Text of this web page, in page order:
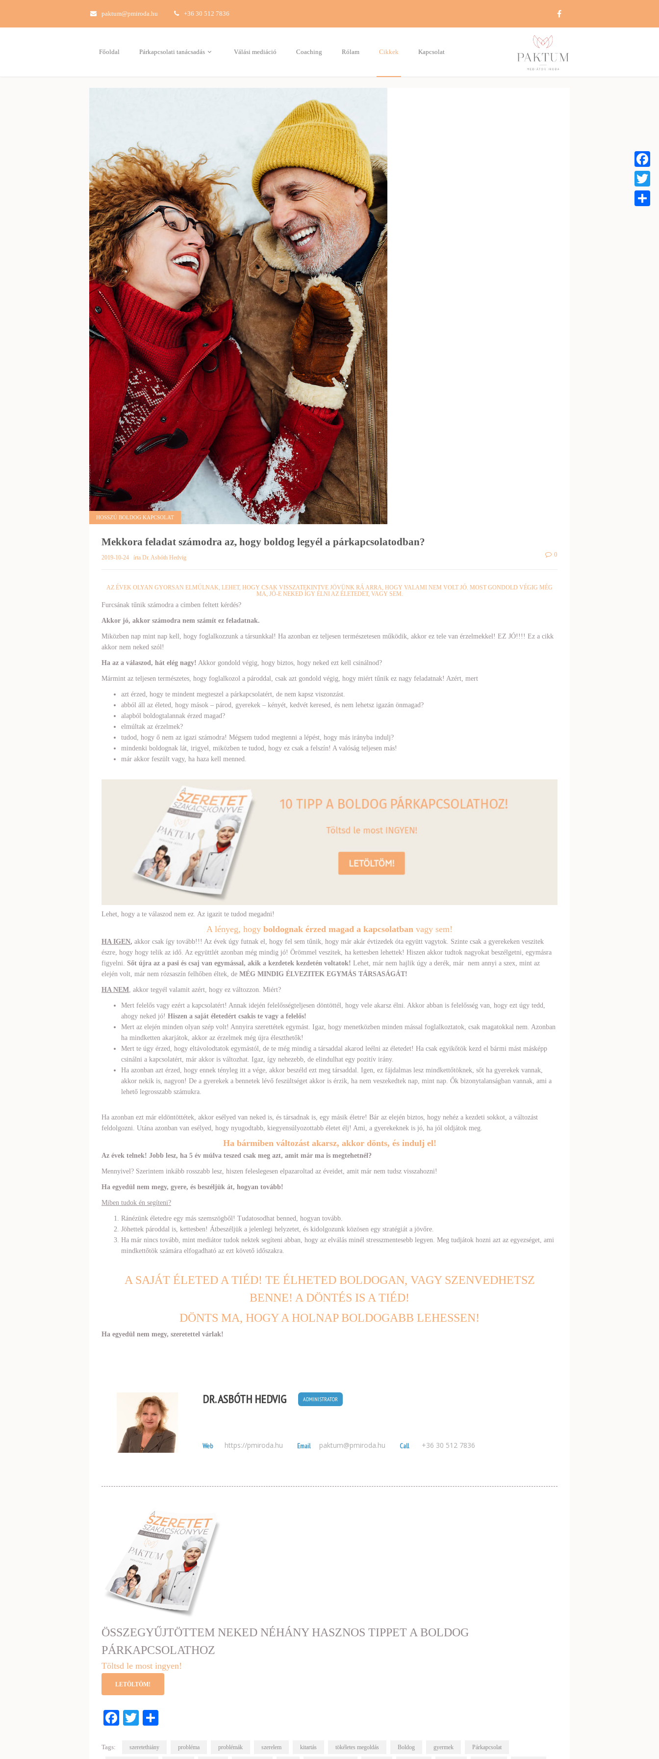
paktum@pmiroda.hu +36 30 512 7836
Főoldal Párkapcsolati tanácsadás Válási mediáció Coaching Rólam Cikkek Kapcsolat
HOSSZÚ BOLDOG KAPCSOLAT
Mekkora feladat számodra az, hogy boldog legyél a párkapcsolatodban?
2019-10-24 írta Dr. Asbóth Hedvig 0
AZ ÉVEK OLYAN GYORSAN ELMÚLNAK, LEHET, HOGY CSAK VISSZATEKINTVE JÖVÜNK RÁ ARRA, HOGY VALAMI NEM VOLT JÓ. MOST GONDOLD VÉGIG MÉG
MA, JÓ-E NEKED ÍGY ÉLNI AZ ÉLETEDET, VAGY SEM.
Furcsának tűnik számodra a címben feltett kérdés?
Akkor jó, akkor számodra nem számít ez feladatnak.
Miközben nap mint nap kell, hogy foglalkozzunk a társunkkal! Ha azonban ez teljesen természetesen működik, akkor ez tele van érzelmekkel! EZ JÓ!!!! Ez a cikk
akkor nem neked szól!
Ha az a válaszod, hát elég nagy! Akkor gondold végig, hogy biztos, hogy neked ezt kell csinálnod?
Mármint az teljesen természetes, hogy foglalkozol a pároddal, csak azt gondold végig, hogy miért tűnik ez nagy feladatnak! Azért, mert
azt érzed, hogy te mindent megteszel a párkapcsolatért, de nem kapsz viszonzást.
abból áll az életed, hogy mások – párod, gyerekek – kényét, kedvét keresed, és nem lehetsz igazán önmagad?
alapból boldogtalannak érzed magad?
elmúltak az érzelmek?
tudod, hogy ő nem az igazi számodra! Mégsem tudod megtenni a lépést, hogy más irányba indulj?
mindenki boldognak lát, irigyel, miközben te tudod, hogy ez csak a felszín! A valóság teljesen más!
már akkor feszült vagy, ha haza kell menned.
Lehet, hogy a te válaszod nem ez. Az igazit te tudod megadni!
A lényeg, hogy boldognak érzed magad a kapcsolatban vagy sem!
HA IGEN, akkor csak így tovább!!! Az évek úgy futnak el, hogy fel sem tűnik, hogy már akár évtizedek óta együtt vagytok. Szinte csak a gyerekeken veszitek
észre, hogy hogy telik az idő. Az együttlét azonban még mindig jó! Örömmel veszitek, ha kettesben lehettek! Hiszen akkor tudtok nagyokat beszélgetni, egymásra
figyelni. Sőt újra az a pasi és csaj van egymással, akik a kezdetek kezdetén voltatok! Lehet, már nem hajlik úgy a derék, már nem annyi a szex, mint az
elején volt, már nem rózsaszín felhőben éltek, de MÉG MINDIG ÉLVEZITEK EGYMÁS TÁRSASÁGÁT!
HA NEM, akkor tegyél valamit azért, hogy ez változzon. Miért?
Mert felelős vagy ezért a kapcsolatért! Annak idején felelősségteljesen döntöttél, hogy vele akarsz élni. Akkor abban is felelősség van, hogy ezt úgy tedd,
ahogy neked jó! Hiszen a saját életedért csakis te vagy a felelős!
Mert az elején minden olyan szép volt! Annyira szerettétek egymást. Igaz, hogy menetközben minden mással foglalkoztatok, csak magatokkal nem. Azonban
ha mindketten akarjátok, akkor az érzelmek még újra éleszthetők!
Mert te úgy érzed, hogy eltávolodtatok egymástól, de te még mindig a társaddal akarod leélni az életedet! Ha csak egyikőtök kezd el bármi mást másképp
csinálni a kapcsolatért, már akkor is változhat. Igaz, így nehezebb, de elindulhat egy pozitív irány.
Ha azonban azt érzed, hogy ennek tényleg itt a vége, akkor beszéld ezt meg társaddal. Igen, ez fájdalmas lesz mindkettőtöknek, sőt ha gyerekek vannak,
akkor nekik is, nagyon! De a gyerekek a bennetek lévő feszültséget akkor is érzik, ha nem veszekedtek nap, mint nap. Ők bizonytalanságban vannak, ami a
lehető legrosszabb számukra.
Ha azonban ezt már eldöntöttétek, akkor esélyed van neked is, és társadnak is, egy másik életre! Bár az elején biztos, hogy nehéz a kezdeti sokkot, a változást
feldolgozni. Utána azonban van esélyed, hogy nyugodtabb, kiegyensúlyozottabb életet élj! Ami, a gyerekeknek is jó, ha jól oldjátok meg.
Ha bármiben változást akarsz, akkor dönts, és indulj el!
Az évek telnek! Jobb lesz, ha 5 év múlva teszed csak meg azt, amit már ma is megtehetnél?
Mennyivel? Szerintem inkább rosszabb lesz, hiszen feleslegesen elpazaroltad az éveidet, amit már nem tudsz visszahozni!
Ha egyedül nem megy, gyere, és beszéljük át, hogyan tovább!
Miben tudok én segíteni?
Ránézünk életedre egy más szemszögből! Tudatosodhat benned, hogyan tovább.
Jöhettek pároddal is, kettesben! Átbeszéljük a jelenlegi helyzetet, és kidolgozunk közösen egy stratégiát a jövőre.
Ha már nincs tovább, mint mediátor tudok nektek segíteni abban, hogy az elválás minél stresszmentesebb legyen. Meg tudjátok hozni azt az egyezséget, ami
mindkettőtök számára elfogadható az ezt követő időszakra.
A SAJÁT ÉLETED A TIÉD! TE ÉLHETED BOLDOGAN, VAGY SZENVEDHETSZ
BENNE! A DÖNTÉS IS A TIÉD!
DÖNTS MA, HOGY A HOLNAP BOLDOGABB LEHESSEN!
Ha egyedül nem megy, szeretettel várlak!
DR. ASBÓTH HEDVIG ADMINISTRATOR
Web https://pmiroda.hu Email paktum@pmiroda.hu Call +36 30 512 7836
ÖSSZEGYŰJTÖTTEM NEKED NÉHÁNY HASZNOS TIPPET A BOLDOG
PÁRKAPCSOLATHOZ
Töltsd le most ingyen!
LETÖLTÖM!
Facebook
Twitter
Tags: szeretethiány probléma problémák szerelem kitartás tökéletes megoldás Boldog gyermek Párkapcsolat
Twitter